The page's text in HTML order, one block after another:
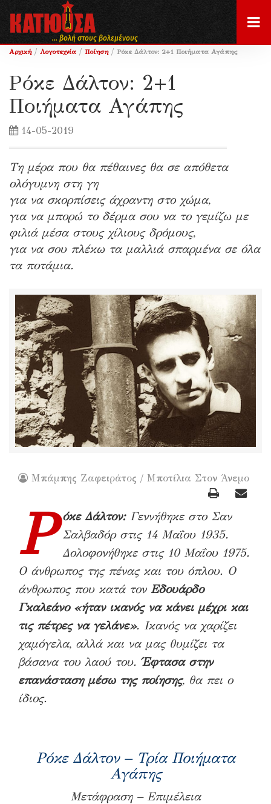
... βολή στους βολεμένους
Αρχική / Λογοτεχνία / Ποίηση / Ρόκε Δάλτον: 2+1 Ποιήματα Αγάπης
Ρόκε Δάλτον: 2+1
Ποιήματα Αγάπης
14-05-2019
Τη μέρα που θα πέθαινες θα σε απόθετα
ολόγυμνη στη γη
για να σκορπίσεις άχραντη στο χώμα,
για να μπορώ το δέρμα σου να το γεμίζω με
φιλιά μέσα στους χίλιους δρόμους,
για να σου πλέκω τα μαλλιά σπαρμένα σε όλα
τα ποτάμια.
Μπάμπης Ζαφειράτος / Μποτίλια Στον Άνεμο
Ρ όκε Δάλτον: Γεννήθηκε στο Σαν
Σαλβαδόρ στις 14 Μαΐου 1935.
Δολοφονήθηκε στις 10 Μαΐου 1975.
Ο άνθρωπος της πένας και του όπλου. Ο
άνθρωπος που κατά τον Εδουάρδο
Γκαλεάνο «ήταν ικανός να κάνει μέχρι και
τις πέτρες να γελάνε». Ικανός να χαρίζει
χαμόγελα, αλλά και να μας θυμίζει τα
βάσανα του λαού του. Έφτασα στην
επανάσταση μέσω της ποίησης, θα πει ο
ίδιος.
Ρόκε Δάλτον – Τρία Ποιήματα
Αγάπης
Μετάφραση – Επιμέλεια